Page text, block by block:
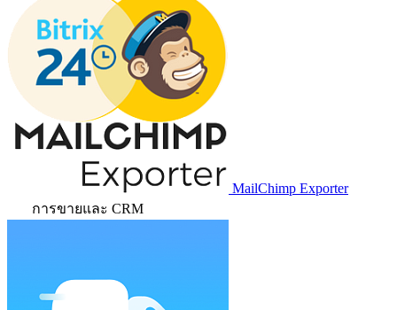
MailChimp Exporter
การขายและ CRM